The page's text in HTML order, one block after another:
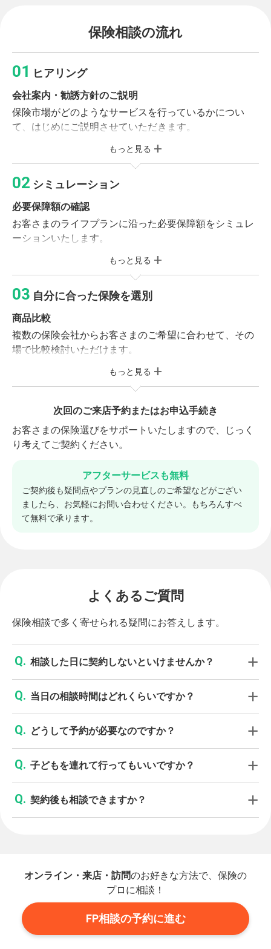
保険相談の流れ
ヒアリング
会社案内・勧誘方針のご説明
保険市場がどのようなサービスを行っているかについ
て、はじめにご説明させていただきます。
個人情報同意書・受付カードへのご記入をお願いいたし
ます。
ライフプランニング
お客さまの加入目的、収入、財産やご家族構成などをお
伺いします。
※現在ご加入の保険がある方
ご加入中の保険証券または契約内容が確認できる資料
をお持ちください。
保険診断サービス（無料）
相談前に保険市場の「folderアプリ」に保険証券
を保存していただくと、オプションで保険診断サ
ービスをご利用いただけます。 加入している保険
険の見直しができ相談時間の短縮にもなります。
もっと見る
シミュレーション
必要保障額の確認
お客さまのライフプランに沿った必要保障額をシミュレ
ーションいたします。
保険の基本形や社会保障制度をご確認いただき、お客さ
まに合った保障プランを作成いたします。
もっと見る
自分に合った保険を選別
商品比較
複数の保険会社からお客さまのご希望に合わせて、その
場で比較検討いただけます。
お客さまのご予算やご希望に合わせてプランの調整を行
います。気に入った商品をお選びください。
もっと見る
次回のご来店予約またはお申込手続き
お客さまの保険選びをサポートいたしますので、じっく
り考えてご契約ください。
アフターサービスも無料
ご契約後も疑問点やプランの見直しのご希望などがござい
ましたら、お気軽にお問い合わせください。もちろんすべ
て無料で承ります。
よくあるご質問
保険相談で多く寄せられる疑問にお答えします。
相談した日に契約しないといけませんか？
当日の相談時間はどれくらいですか？
どうして予約が必要なのですか？
子どもを連れて行ってもいいですか？
契約後も相談できますか？
オンライン・来店・訪問のお好きな方法で、保険の
プロに相談！
FP相談の予約に進む